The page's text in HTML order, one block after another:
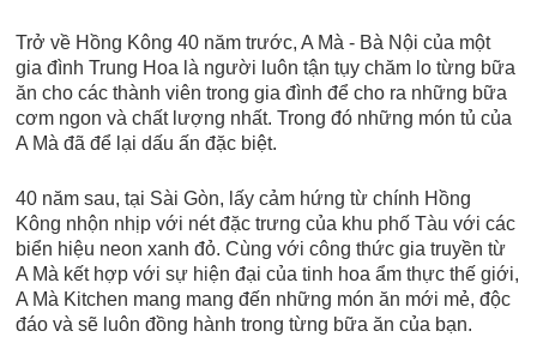
Trở về Hồng Kông 40 năm trước, A Mà - Bà Nội của một
gia đình Trung Hoa là người luôn tận tụy chăm lo từng bữa
ăn cho các thành viên trong gia đình để cho ra những bữa
cơm ngon và chất lượng nhất. Trong đó những món tủ của
A Mà đã để lại dấu ấn đặc biệt.
40 năm sau, tại Sài Gòn, lấy cảm hứng từ chính Hồng
Kông nhộn nhịp với nét đặc trưng của khu phố Tàu với các
biển hiệu neon xanh đỏ. Cùng với công thức gia truyền từ
A Mà kết hợp với sự hiện đại của tinh hoa ẩm thực thế giới,
A Mà Kitchen mang mang đến những món ăn mới mẻ, độc
đáo và sẽ luôn đồng hành trong từng bữa ăn của bạn.